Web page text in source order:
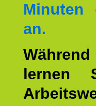
Minuten
an.
lernen